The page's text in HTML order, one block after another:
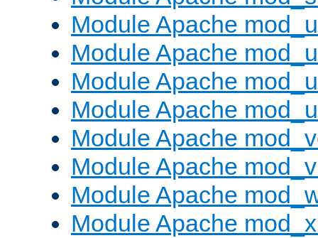
Module Apache
Module Apache
Module Apache
Module Apache
Module Apache
Module Apache
Module Apache
Module Apache